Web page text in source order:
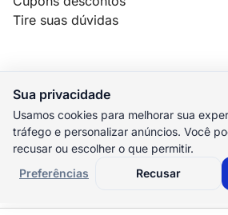
Tire suas dúvidas
© 2026 MauroSPBR Games. Todos os
elo HIPER AMEX
Preferências de cookies
Sua privacidade
Usamos cookies para melhorar sua
tráfego e personalizar anúncios. Você
recusar ou escolher o que permitir.
Preferências
Recusar